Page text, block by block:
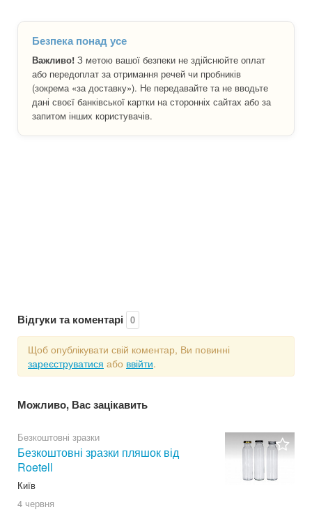
Безпека понад усе
Важливо! З метою вашої безпеки не здійснюйте оплат
або передоплат за отримання речей чи пробників
(зокрема «за доставку»). Не передавайте та не вводьте
дані своєї банківської картки на сторонніх сайтах або за
запитом інших користувачів.
Відгуки та коментарі 0
Щоб опублікувати свій коментар, Ви повинні
зареєструватися або ввійти.
Можливо, Вас зацікавить
Безкоштовні зразки
Безкоштовні зразки пляшок від
Roetell
Київ
4 червня